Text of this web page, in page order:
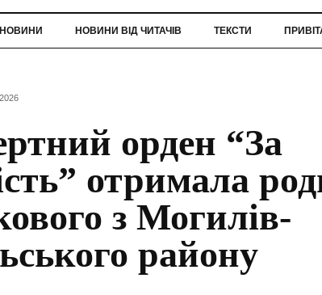
НОВИНИ НОВИНИ ВІД ЧИТАЧІВ ТЕКСТИ
орден “За
отримала
з Могилів-
району